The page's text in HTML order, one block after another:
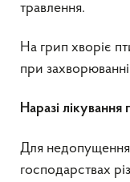
травлення.
На грип хворіє
при
Наразі
Для недопущення
господарствах